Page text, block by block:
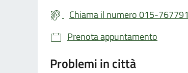
Chiama il numero 015-767791
Prenota appuntamento
Problemi in città